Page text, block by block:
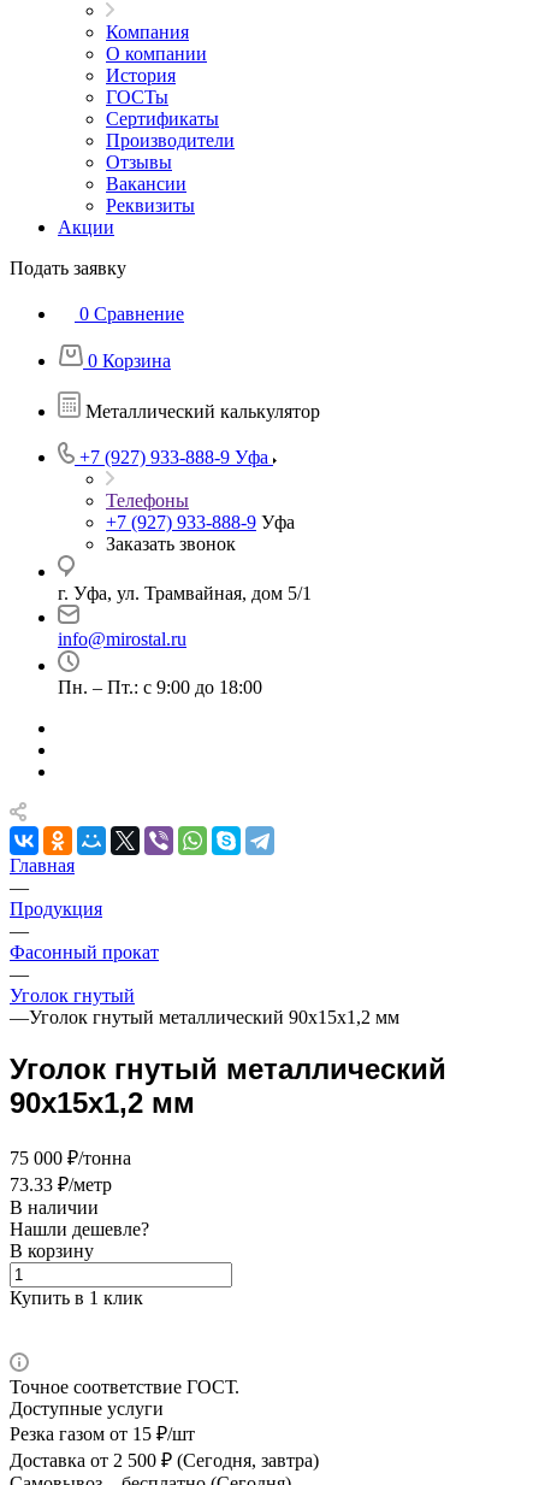
Компания
О компании
История
ГОСТы
Сертификаты
Производители
Отзывы
Вакансии
Реквизиты
Акции
Подать заявку
0 Сравнение
0 Корзина
Металлический калькулятор
+7 (927) 933-888-9 Уфа
Телефоны
+7 (927) 933-888-9 Уфа
Заказать звонок
г. Уфа, ул. Трамвайная, дом 5/1
info@mirostal.ru
Пн. – Пт.: с 9:00 до 18:00
Главная
—
Продукция
—
Фасонный прокат
—
Уголок гнутый
—Уголок гнутый металлический 90х15х1,2 мм
Уголок гнутый металлический
90х15х1,2 мм
75 000 ₽/тонна
73.33 ₽/метр
В наличии
Нашли дешевле?
В корзину
Купить в 1 клик
Точное соответствие ГОСТ.
Доступные услуги
Резка газом от 15 ₽/шт
Доставка от 2 500 ₽ (Сегодня, завтра)